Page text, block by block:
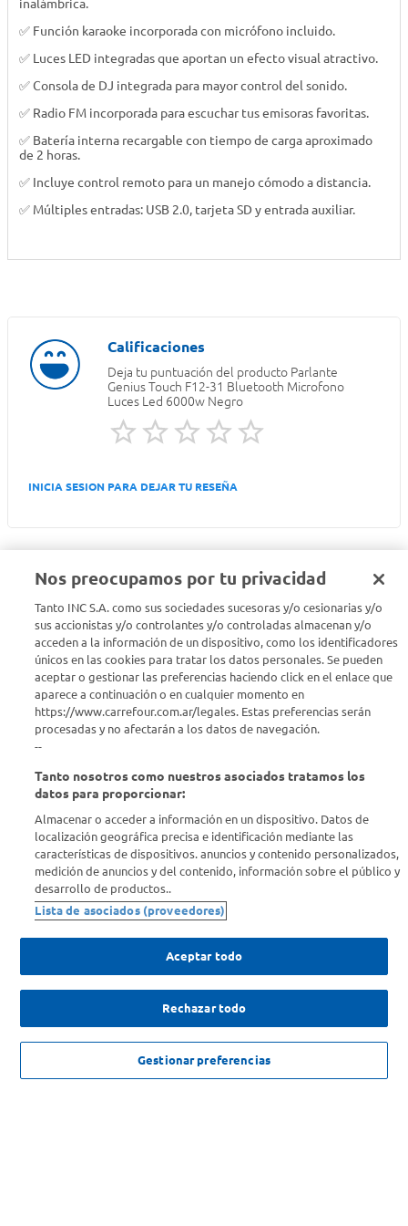
$193.799,00
inalámbrica.
✅ Función karaoke incorporada con micrófono incluido.
✅ Luces LED integradas que aportan un efecto visual atractivo.
✅ Consola de DJ integrada para mayor control del sonido.
✅ Radio FM incorporada para escuchar tus emisoras favoritas.
✅ Batería interna recargable con tiempo de carga aproximado
de 2 horas.
✅ Incluye control remoto para un manejo cómodo a distancia.
✅ Múltiples entradas: USB 2.0, tarjeta SD y entrada auxiliar.
Deja tu puntuación del producto Parlante
Genius Touch F12-31 Bluetooth Microfono
Luces Led 6000w Negro
INICIA SESION PARA DEJAR TU RESEÑA
Seguinos en :
Estamos para ayudarte
¿Tenés una consulta? Comunicate con nosotrosacá
Descubrí Carrefour
Conocenos
Info útil
Comprá Online
Enterate de nuestras ofertas
Dejanos tu mail para recibir todas las ofertas y promociones antes
que nadie.
Provincia
ENVIAR
Nos preocupamos por tu privacidad
Tanto INC S.A. como sus sociedades sucesoras y/o cesionarias y/o
sus accionistas y/o controlantes y/o controladas almacenan y/o
acceden a la información de un dispositivo, como los identificadores
únicos en las cookies para tratar los datos personales. Se pueden
aceptar o gestionar las preferencias haciendo click en el enlace que
aparece a continuación o en cualquier momento en
https://www.carrefour.com.ar/legales. Estas preferencias serán
procesadas y no afectarán a los datos de navegación.
--
Tanto nosotros como nuestros asociados tratamos los
datos para proporcionar:
Almacenar o acceder a información en un dispositivo. Datos de
localización geográfica precisa e identificación mediante las
características de dispositivos. anuncios y contenido personalizados,
medición de anuncios y del contenido, información sobre el público y
desarrollo de productos..
Lista de asociados (proveedores)
Aceptar todo
Rechazar todo
Gestionar preferencias